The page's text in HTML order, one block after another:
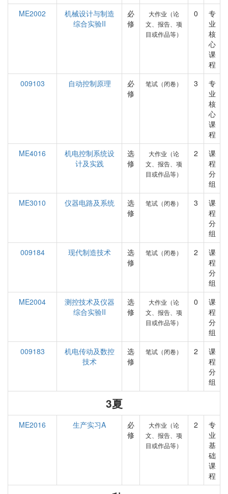
ME2002
机械设计与制造
综合实验II
必
修
大作业（论
文、报告、项
目或作品等）
0
专
业
核
心
课
程
009103
自动控制原理
必
修
笔试（闭卷） 3
专
业
核
心
课
程
ME4016
机电控制系统设
计及实践
选
修
大作业（论
文、报告、项
目或作品等）
2
课
程
分
组
ME3010
仪器电路及系统
选
修
笔试（闭卷） 3
课
程
分
组
009184
现代制造技术
选
修
笔试（闭卷） 2
课
程
分
组
ME2004
测控技术及仪器
综合实验II
选
修
大作业（论
文、报告、项
目或作品等）
0
课
程
分
组
009183
机电传动及数控
技术
选
修
笔试（闭卷） 2
课
程
分
组
3夏
ME2016 生产实习A
必
修
大作业（论
文、报告、项
目或作品等）
2
专
业
基
础
课
程